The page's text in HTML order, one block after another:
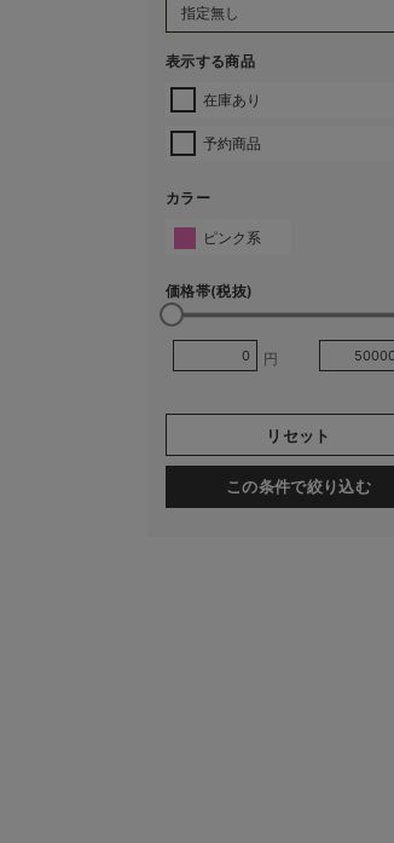
表示する商品
在庫あり
予約商品
カラー
ピンク系
価格帯(税抜)
円
リセット
この条件で絞り込む